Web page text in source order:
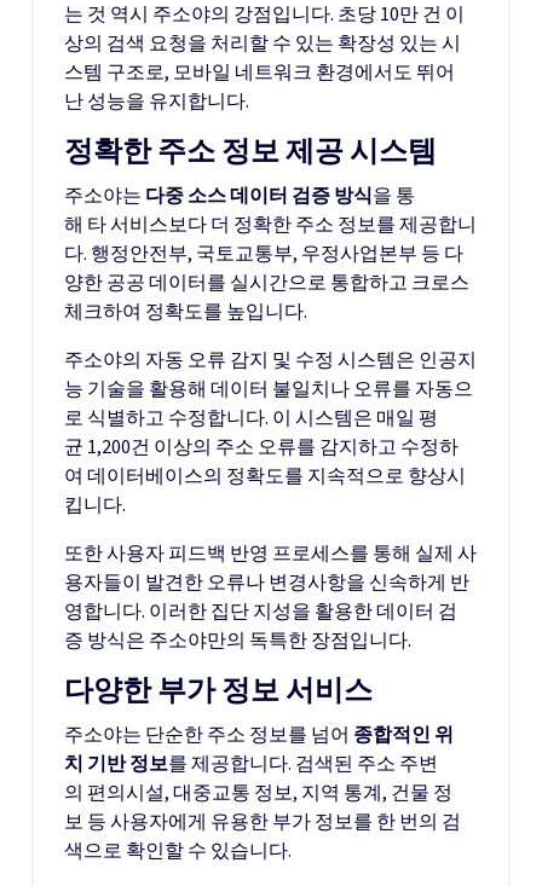
는 것 역시 주소야의 강점입니다. 초당 10만 건 이
상의 검색 요청을 처리할 수 있는 확장성 있는 시
스템 구조로, 모바일 네트워크 환경에서도 뛰어
난 성능을 유지합니다.
정확한 주소 정보 제공 시스템
주소야는 다중 소스 데이터 검증 방식을 통
해 타 서비스보다 더 정확한 주소 정보를 제공합니
다. 행정안전부, 국토교통부, 우정사업본부 등 다
양한 공공 데이터를 실시간으로 통합하고 크로스
체크하여 정확도를 높입니다.
주소야의 자동 오류 감지 및 수정 시스템은 인공지
능 기술을 활용해 데이터 불일치나 오류를 자동으
로 식별하고 수정합니다. 이 시스템은 매일 평
균 1,200건 이상의 주소 오류를 감지하고 수정하
여 데이터베이스의 정확도를 지속적으로 향상시
킵니다.
또한 사용자 피드백 반영 프로세스를 통해 실제 사
용자들이 발견한 오류나 변경사항을 신속하게 반
영합니다. 이러한 집단 지성을 활용한 데이터 검
증 방식은 주소야만의 독특한 장점입니다.
다양한 부가 정보 서비스
주소야는 단순한 주소 정보를 넘어 종합적인 위
치 기반 정보를 제공합니다. 검색된 주소 주변
의 편의시설, 대중교통 정보, 지역 통계, 건물 정
보 등 사용자에게 유용한 부가 정보를 한 번의 검
색으로 확인할 수 있습니다.